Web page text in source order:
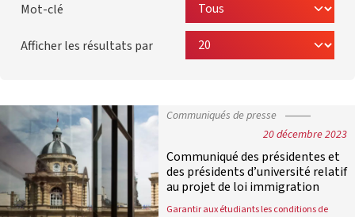
Mot-clé
Afficher les résultats par
Communiqués de presse
20 décembre 2023
Communiqué des présidentes et
des présidents d’université relatif
au projet de loi immigration
Garantir aux étudiants les conditions de